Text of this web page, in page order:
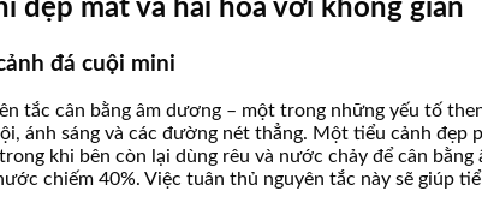
đẹp mắt và hài hòa với không gian
đá cuội mini
tắc cân bằng âm dương – một trong những yếu tố
ánh sáng và các đường nét thẳng. Một tiểu cảnh đẹp
khi bên còn lại dùng rêu và nước chảy để cân
chiếm 40%. Việc tuân thủ nguyên tắc này sẽ giúp